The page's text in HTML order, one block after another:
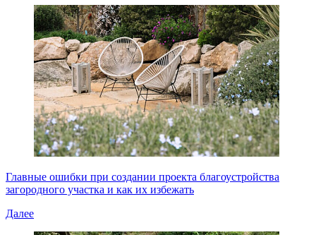
Главные ошибки при создании проекта благоустройства
загородного участка и как их избежать
Далее